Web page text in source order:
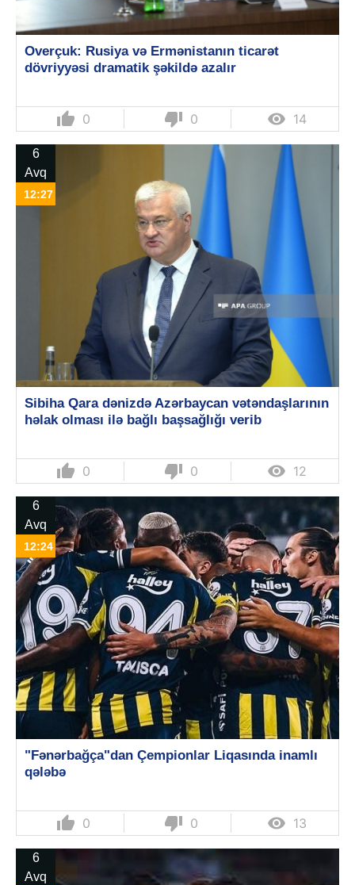
Overçuk: Rusiya və Ermənistanın ticarət
dövriyyəsi dramatik şəkildə azalır
thumb_up 0 thumb_down 0  14
6
Avq
12:27
Sibiha Qara dənizdə Azərbaycan vətəndaşlarının
həlak olması ilə bağlı başsağlığı verib
thumb_up 0 thumb_down 0  12
6
Avq
12:24
"Fənərbağça"dan Çempionlar Liqasında inamlı
qələbə
thumb_up 0 thumb_down 0  13
6
Avq